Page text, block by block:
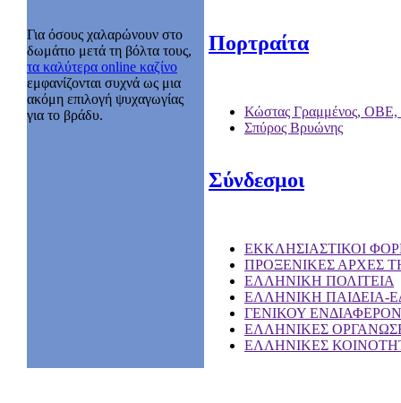
Για όσους χαλαρώνουν στο
δωμάτιο μετά τη βόλτα τους,
τα καλύτερα online καζίνο
εμφανίζονται συχνά ως μια
ακόμη επιλογή ψυχαγωγίας
για το βράδυ.
Πορτραίτα
Κώστας Γραμμένος, ΟΒΕ,
Σπύρος Βρυώνης
Σύνδεσμοι
EKKΛΗΣΙΑΣΤΙΚΟΙ
ΠΡΟΞΕΝΙΚΕΣ ΑΡΧΕΣ
ΕΛΛΗΝΙΚΗ ΠΟΛΙΤΕΙΑ
ΕΛΛΗΝΙΚΗ ΠΑΙΔΕΙΑ-
ΓΕΝΙΚΟΥ
ΕΛΛΗΝΙΚΕΣ
ΕΛΛΗΝΙΚΕΣ